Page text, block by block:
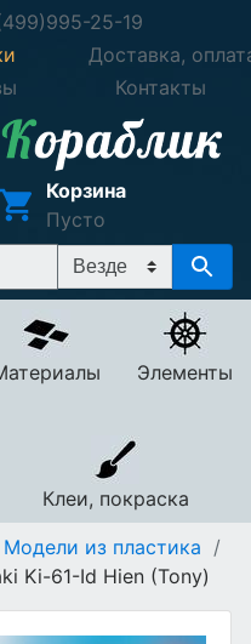
25-19
Доставка,
Контакты
Корзина
Пусто
Элементы
Клеи, покраска
Модели из пластика /
Ki-61-Id Hien (Tony)